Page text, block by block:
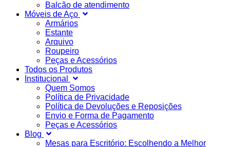
Balcão de atendimento
Móveis de Aço
Armários
Estante
Arquivo
Roupeiro
Peças e Acessórios
Todos os Produtos
Institucional
Quem Somos
Política de Privacidade
Política de Devoluções e Reposições
Envio e Forma de Pagamento
Peças e Acessórios
Blog
Mesas para Escritório: Escolhendo a Melhor